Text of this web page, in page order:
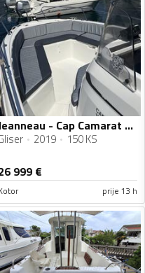
Jeanneau - Cap Camarat 6.5cc
2019 150 KS
999 €
prije 13 h